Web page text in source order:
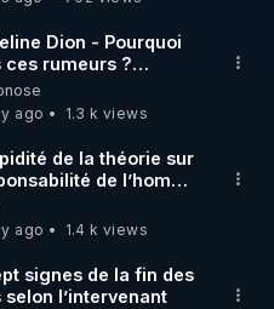
de méditation et
code
Dion - Pourquoi
ces rumeurs ?
sous hypnose
ago
1.3 k views
de la théorie sur
de l’homme
le dioxyde de
ago
1.4 k views
signes de la fin des
selon l’intervenant